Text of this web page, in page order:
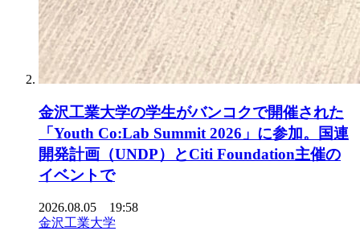
金沢工業大学の学生がバンコクで開催された
「Youth Co:Lab Summit 2026」に参加。国連
開発計画（UNDP）とCiti Foundation主催の
イベントで
2026.08.05 19:58
金沢工業大学